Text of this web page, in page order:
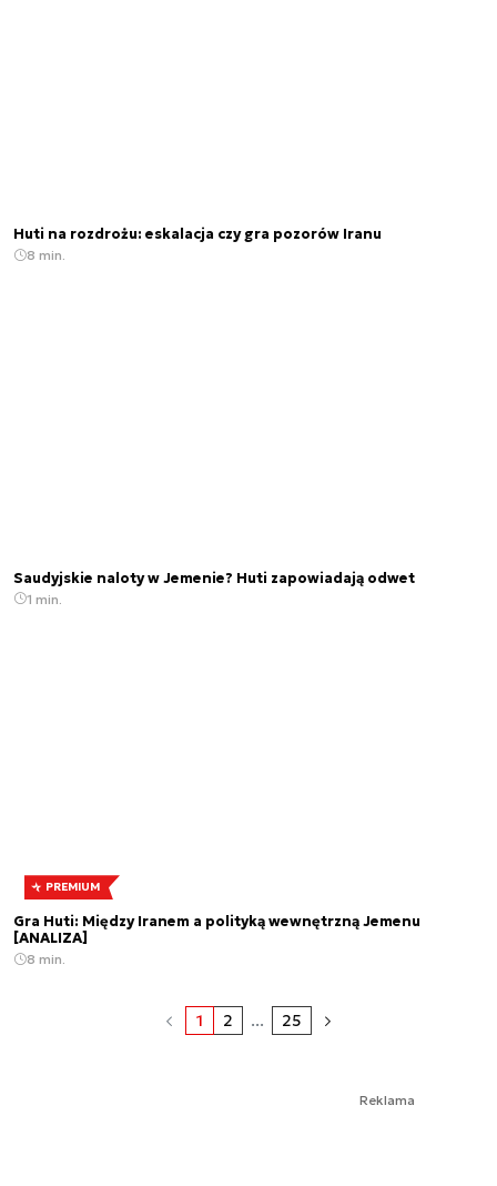
Huti na rozdrożu: eskalacja czy gra pozorów Iranu
8 min.
Saudyjskie naloty w Jemenie? Huti zapowiadają odwet
1 min.
PREMIUM
Gra Huti: Między Iranem a polityką wewnętrzną Jemenu
[ANALIZA]
8 min.
1 2 ... 25
Reklama